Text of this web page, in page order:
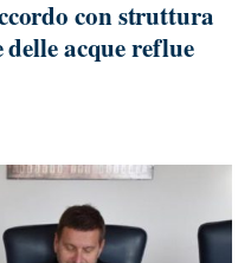
con struttura
acque reflue